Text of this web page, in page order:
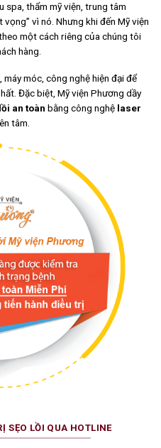
spa, thẩm mỹ viện, trung tâm
vì nó. Nhưng khi đến Mỹ viện
một cách riêng của chúng tôi
hàng.
móc, công nghệ hiện đại để
Đặc biệt, Mỹ viện Phương dầy
an toàn bằng công nghệ laser
tâm.
SẸO LỒI QUA HOTLINE